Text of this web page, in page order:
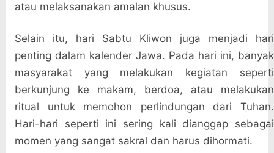
atau melaksanakan amalan khusus.
Selain itu, hari Sabtu Kliwon juga menjadi hari
penting dalam kalender Jawa. Pada hari ini, banyak
masyarakat yang melakukan kegiatan seperti
berkunjung ke makam, berdoa, atau melakukan
ritual untuk memohon perlindungan dari Tuhan.
Hari-hari seperti ini sering kali dianggap sebagai
momen yang sangat sakral dan harus dihormati.